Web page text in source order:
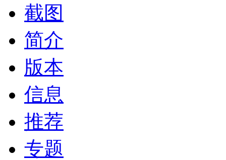
截图
简介
版本
信息
推荐
专题